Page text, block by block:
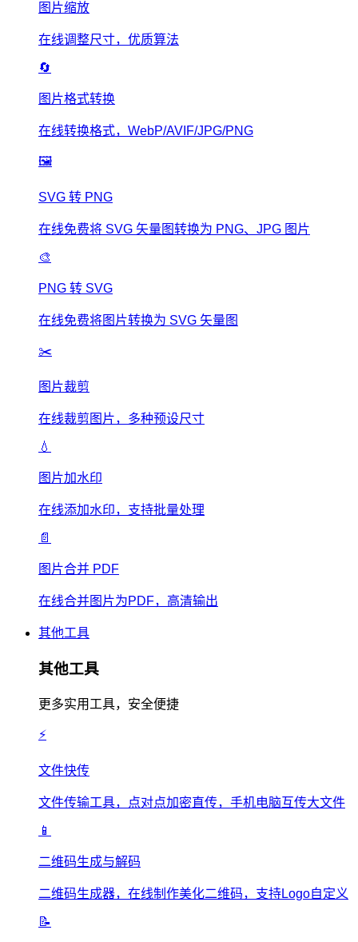
图片缩放
在线调整尺寸，优质算法
🔄
图片格式转换
在线转换格式，WebP/AVIF/JPG/PNG
🖼️
SVG 转 PNG
在线免费将 SVG 矢量图转换为 PNG、JPG 图片
🎨
PNG 转 SVG
在线免费将图片转换为 SVG 矢量图
✂️
图片裁剪
在线裁剪图片，多种预设尺寸
💧
图片加水印
在线添加水印，支持批量处理
📄
图片合并 PDF
在线合并图片为PDF，高清输出
其他工具
其他工具
更多实用工具，安全便捷
⚡
文件快传
文件传输工具，点对点加密直传，手机电脑互传大文件
📱
二维码生成与解码
二维码生成器，在线制作美化二维码，支持Logo自定义
📝